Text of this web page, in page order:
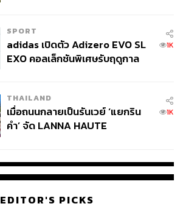
SPORT
adidas เปิดตัว Adizero EVO SL
EXO คอลเล็กชันพิเศษรับฤดูกาล
1K
THAILAND
เมื่อถนนกลายเป็นรันเวย์ ‘แยกริน
คำ’ จัด LANNA HAUTE
1K
EDITOR'S PICKS